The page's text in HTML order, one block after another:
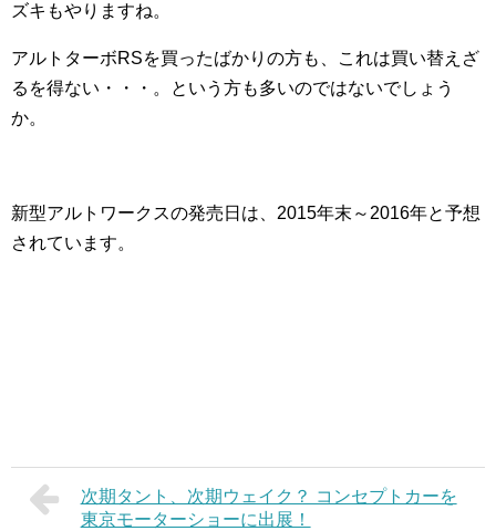
ズキもやりますね。
アルトターボRSを買ったばかりの方も、これは買い替えざ
るを得ない・・・。という方も多いのではないでしょう
か。
新型アルトワークスの発売日は、2015年末～2016年と予想
されています。
次期タント、次期ウェイク？ コンセプトカーを
東京モーターショーに出展！